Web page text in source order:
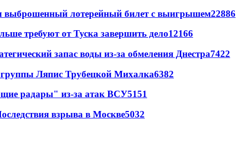
выброшенный лотерейный билет с выигрышем22886
требуют от Туска завершить дело12166
запас воды из-за обмеления Днестра7422
группы Ляпис Трубецкой Михалка6382
радары" из-за атак ВСУ5151
взрыва в Москве5032